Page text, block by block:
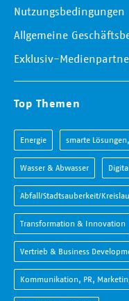
Nutzungsbedingungen
Allgemeine
Exklusiv-
Top Themen
Energie smarte
Wasser & Abwasser
Abfall/Stadtsauberkeit/
Transformation & Innovation
Vertrieb & Business
Kommunikation, PR,